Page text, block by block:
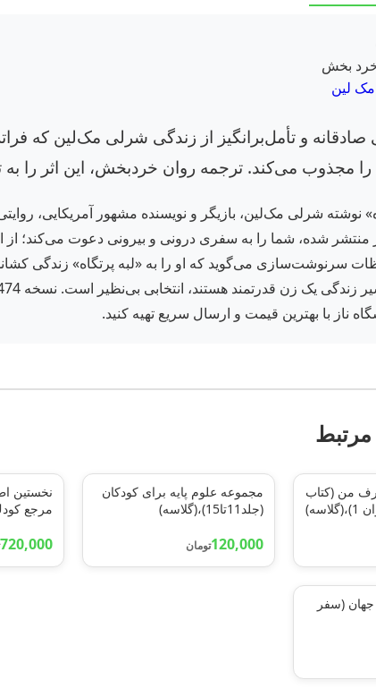
بخش
لین
صادقانه و تأمل‌برانگیز از زندگی شرلی مک‌لین که
را مجذوب می‌کند. ترجمه روان خردبخش، این اثر را
نوشته شرلی مک‌لین، بازیگر و نویسنده مشهور آمریکایی،
منتشر شده، شما را به سفری درونی و بیرونی دعوت می‌کند؛
سرنوشت‌سازی می‌گوید که او را به «لبه پرتگاه» زندگی
ناز با بهترین قیمت و ارسال سریع تهیه کنید.
من (کتاب
مجموعه علوم پایه برای کودکان
(جلد11تا15)،(گلاسه)
120,000تومان
نخستين
مرجع كودك و
720,000
جهان (سفر